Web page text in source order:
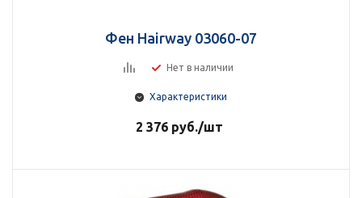
Фен Hairway 03060-07
Нет в наличии
Характеристики
2 376 руб./шт